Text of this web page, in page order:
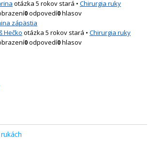
otázka 5 rokov stará • Chirurgia ruky
0odpovedí0hlasov
zápästia
Hečko otázka 5 rokov stará • Chirurgia ruky
0odpovedí0hlasov